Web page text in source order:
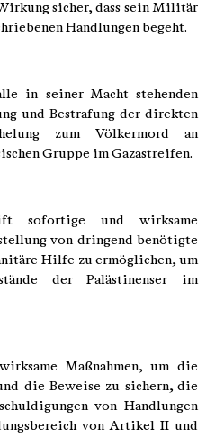
sicher, dass sein Militär
Handlungen begeht.
in seiner Macht stehenden
und Bestrafung der direkten
zum Völkermord an
Gruppe im Gazastreifen.
sofortige und wirksame
von dringend benötigte
Hilfe zu ermöglichen, um
der Palästinenser im
Maßnahmen, um die
die Beweise zu sichern, die
von Handlungen
von Artikel II und